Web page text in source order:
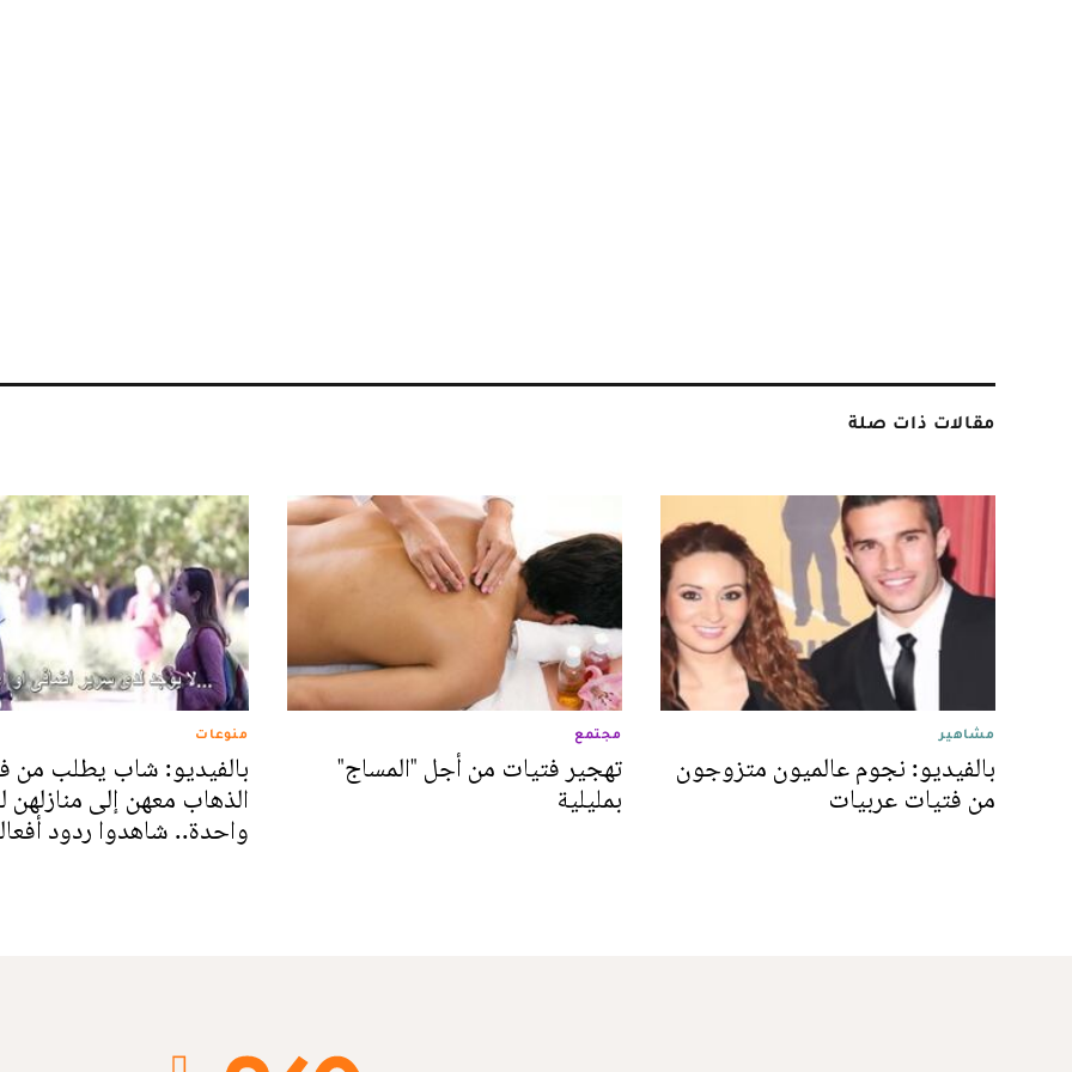
مقالات ذات صلة
مشاهير
بالفيديو: نجوم عالميون متزوجون
من فتيات عربيات
مجتمع
تهجير فتيات من أجل "المساج"
بمليلية
منوعات
بالفيديو: شاب يطلب من
الذهاب معهن إلى منازلهن
واحدة.. شاهدوا ردود